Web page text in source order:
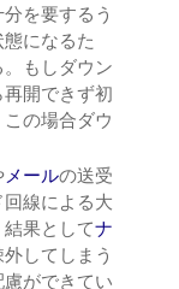
を要するう
になるた
もしダウン
開できず初
の場合ダウ
メールの送受
線による大
果としてナ
してしまう
ができてい